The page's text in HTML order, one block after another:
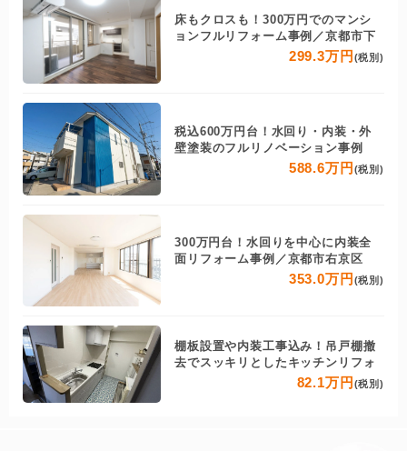
床もクロスも！300万円でのマンシ
ョンフルリフォーム事例／京都市下
299.3万円 (税別)
税込600万円台！水回り・内装・外
壁塗装のフルリノベーション事例
588.6万円 (税別)
300万円台！水回りを中心に内装全
面リフォーム事例／京都市右京区
353.0万円 (税別)
棚板設置や内装工事込み！吊戸棚撤
去でスッキリとしたキッチンリフォ
82.1万円 (税別)